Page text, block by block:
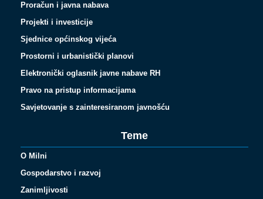
Proračun i javna nabava
Projekti i investicije
Sjednice općinskog vijeća
Prostorni i urbanistički planovi
Elektronički oglasnik javne nabave RH
Pravo na pristup informacijama
Savjetovanje s zainteresiranom javnošću
Teme
O Milni
Gospodarstvo i razvoj
Zanimljivosti